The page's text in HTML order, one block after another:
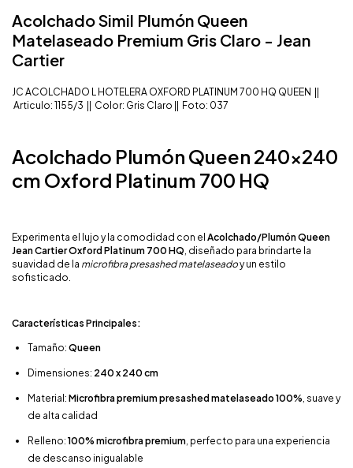
Acolchado Simil Plumón Queen
Matelaseado Premium Gris Claro - Jean
Cartier
JC ACOLCHADO L HOTELERA OXFORD PLATINUM 700 HQ QUEEN ||
Articulo: 1155/3 || Color: Gris Claro || Foto: 037
Acolchado Plumón Queen 240x240
cm Oxford Platinum 700 HQ
Experimenta el lujo y la comodidad con el Acolchado/Plumón Queen
Jean Cartier Oxford Platinum 700 HQ , diseñado para brindarte la
suavidad de la microfibra presashed matelaseadoy un estilo
sofisticado.
Características Principales:
Tamaño: Queen
Dimensiones: 240 x 240 cm
Material: Microfibra premium presashed matelaseado 100% , suave y
de alta calidad
Relleno: 100% microfibra premium , perfecto para una experiencia
de descanso inigualable